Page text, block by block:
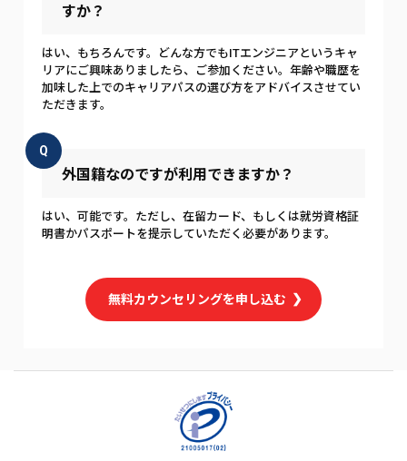
すか？
はい、もちろんです。どんな方でもITエンジニアというキャ
リアにご興味ありましたら、ご参加ください。年齢や職歴を
加味した上でのキャリアパスの選び方をアドバイスさせてい
ただきます。
Q
外国籍なのですが利用できますか？
はい、可能です。ただし、在留カード、もしくは就労資格証
明書かパスポートを提示していただく必要があります。
無料カウンセリングを申し込む